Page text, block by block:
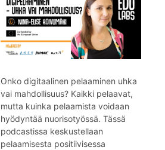
Onko digitaalinen pelaaminen uhka
vai mahdollisuus? Kaikki pelaavat,
mutta kuinka pelaamista voidaan
hyödyntää nuorisotyössä. Tässä
podcastissa keskustellaan
pelaamisesta positiivisessa